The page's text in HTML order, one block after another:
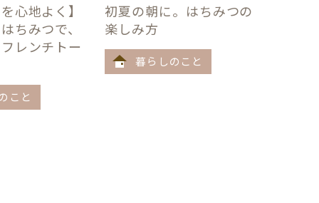
心地よく】
ちみつで、
レンチトー
こと
初夏の朝に。はちみつの
楽しみ方
暮らしのこと